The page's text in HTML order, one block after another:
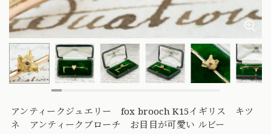
アンティークジュエリー fox brooch K15イギリス キツ
ネ アンティークブローチ お目目が可愛い ルビー